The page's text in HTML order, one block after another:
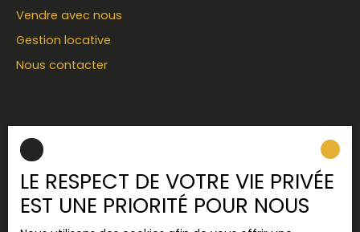
Vendre avec nous
Gestion locative
Nous contacter
INFORMATIONS
Recrutement
Nos honoraires
Mentions légales
LE RESPECT DE VOTRE VIE PRIVÉE
EST UNE PRIORITÉ POUR NOUS